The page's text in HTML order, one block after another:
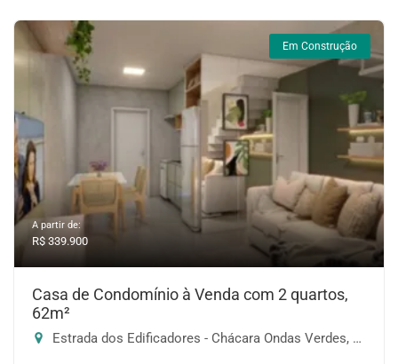
Em Construção
A partir de:
R$ 339.900
Casa de Condomínio à Venda com 2 quartos,
62m²
Estrada dos Edificadores - Chácara Ondas Verdes, Cotia-SP